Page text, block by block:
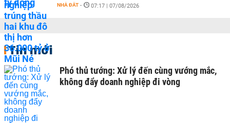
NHÀ ĐẤT - 07:17 | 07/08/2026
Tin mới
Phó thủ tướng: Xử lý đến cùng vướng mắc,
không đẩy doanh nghiệp đi vòng